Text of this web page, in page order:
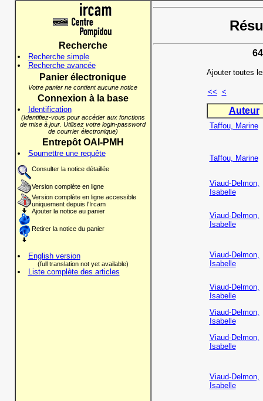
Recherche
Recherche simple
Recherche avancée
Panier électronique
Votre panier ne contient aucune notice
Connexion à la base
Identification
(Identifiez-vous pour accéder aux fonctions
de mise à jour. Utilisez votre login-password
de courrier électronique)
Entrepôt OAI-PMH
Soumettre une requête
Consulter la notice détaillée
Version complète en ligne
Version complète en ligne accessible
uniquement depuis l'Ircam
Ajouter la notice au panier
Retirer la notice du panier
English version
(full translation not yet available)
Liste complète des articles
Ajouter toutes
<< <
Auteur
Taffou, Marine
Taffou, Marine
Viaud-Delmon,
Isabelle
Viaud-Delmon,
Isabelle
Viaud-Delmon,
Isabelle
Viaud-Delmon,
Isabelle
Viaud-Delmon,
Isabelle
Viaud-Delmon,
Isabelle
Viaud-Delmon,
Isabelle